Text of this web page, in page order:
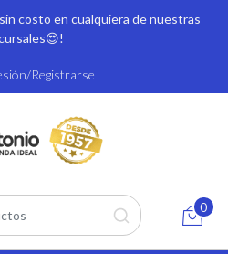
costo en cualquiera de nuestras
😍!
Registrarse
0